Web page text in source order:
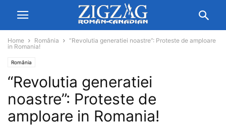
Home România
“Revolutia generatiei noastre”: Proteste de amploare
in Romania!
România
“Revolutia generatiei
noastre”: Proteste de
amploare in Romania!